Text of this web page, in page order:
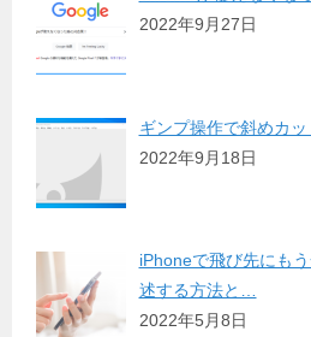
2022年9月27日
ギンプ操作で斜めカッ
2022年9月18日
iPhoneで飛び先にも
述する方法と…
2022年5月8日